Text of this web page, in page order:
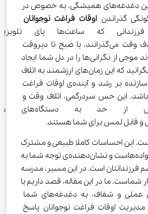
شماست. یکی از این دغدغه‌های همیشگی، به خصوص در
گذراندن اوقات فراغت نوجوانان
است. دیدن فرزندانی که
می‌نشینند، بی‌هدف وقت می‌گذرانند، یا صبح تا دیروقت
خوابیده‌اند، می‌تواند موجی از نگرانی‌ها را در دل شما ایجاد
کند. شما به حق نگرانید که این زمان‌های ارزشمند به اتلاف
بدل شود و اثری سازنده بر رشد و آینده‌ی اوقات فراغت
باشد. این حس سردرگمی، اتلاف وقت و
وابستگی بیش از حد به
این احساسات کاملا طبیعی و مشترک
بین بسیاری از خانواده‌هاست و نشان‌دهنده‌ی توجه شما به
فرزندانتان است. در این مسیر، مدرسه
شماست. ما در این مقاله، قصد داریم با
ارائه‌ی راهکارهایی عملی و شفاف، به دغدغه‌های شما
اوقات فراغت نوجوانان پاسخ